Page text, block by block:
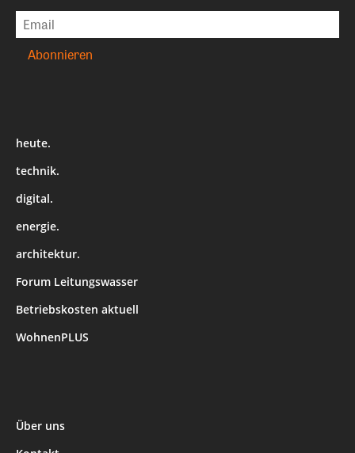
heute.
technik.
digital.
energie.
architektur.
Forum Leitungswasser
Betriebskosten aktuell
WohnenPLUS
Über uns